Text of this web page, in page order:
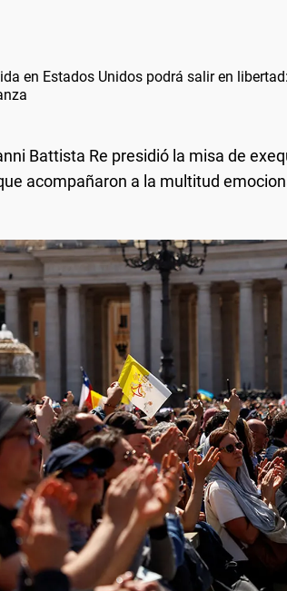
en Estados Unidos podrá salir en
Battista Re presidió la misa de
acompañaron a la multitud